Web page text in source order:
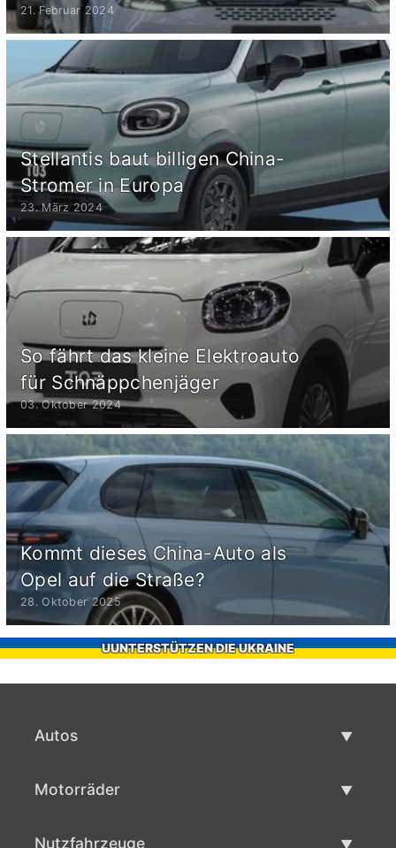
21. Februar 2024
Stellantis baut billigen China-
Stromer in Europa
23. März 2024
So fährt das kleine Elektroauto
für Schnäppchenjäger
03. Oktober 2024
Kommt dieses China-Auto als
Opel auf die Straße?
28. Oktober 2025
UUNTERSTÜTZEN DIE UKRAINE
Autos
Motorräder
Nutzfahrzeuge